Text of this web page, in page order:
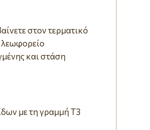
στον τερματικό
λεωφορείο
και στάση
με τη γραμμή Τ3